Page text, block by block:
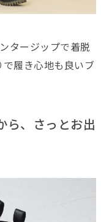
タージップで着脱
履き心地も良いブ
ら、さっとお出